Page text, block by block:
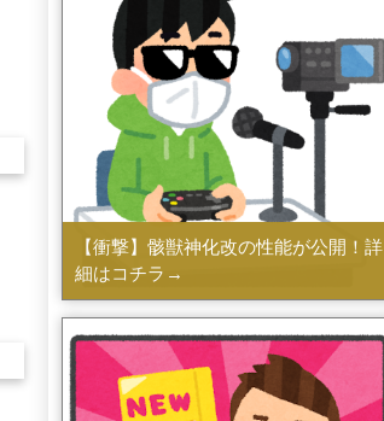
【衝撃】骸獣神化改の性能が公開！詳
細はコチラ→